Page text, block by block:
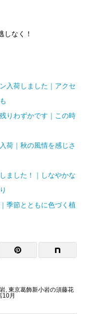
しなく！
入荷しました｜アクセ
りわずかです｜この時
荷｜秋の風情を感じさ
ました！｜しなやかな
季節とともに色づく植
, 東京葛飾新小岩の須藤花
10月